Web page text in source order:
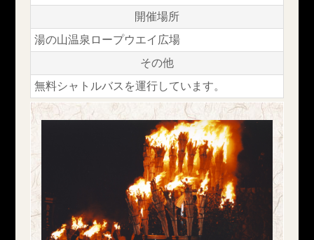
開催場所
湯の山温泉ロープウエイ広場
その他
無料シャトルバスを運行しています。